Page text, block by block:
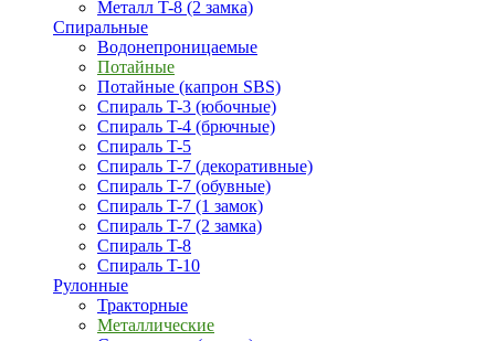
Металл T-8 (2 замка)
Спиральные
Водонепроницаемые
Потайные
Потайные (капрон SBS)
Спираль T-3 (юбочные)
Спираль T-4 (брючные)
Спираль T-5
Спираль T-7 (декоративные)
Спираль T-7 (обувные)
Спираль T-7 (1 замок)
Спираль T-7 (2 замка)
Спираль T-8
Спираль T-10
Рулонные
Тракторные
Металлические